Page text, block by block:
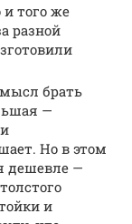
и того же
разной
брать
—
Но в этом
дешевле —
и